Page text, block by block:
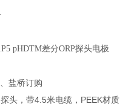
pHDTM差分ORP探头电极
盐桥订购
头，带4.5米电缆，PEEK材质